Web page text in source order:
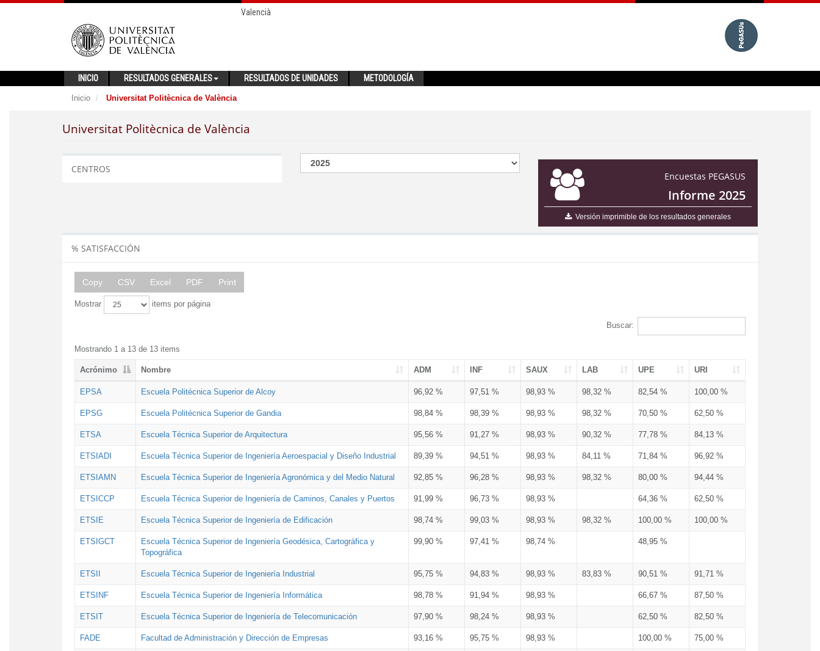
Valencià
INICIO RESULTADOS GENERALES RESULTADOS DE UNIDADES METODOLOGÍA
Inicio Universitat Politècnica de València
Universitat Politècnica de València
Encuestas PEGASUS
Informe 2025
Versión imprimible de los resultados generales
CENTROS
% SATISFACCIÓN
Copy CSV Excel PDF Print
Mostrar items por página
Buscar:
Mostrando 1 a 13 de 13 items
Acrónimo Nombre ADM INF SAUX LAB UPE URI
EPSA Escuela Politécnica Superior de Alcoy 96,92 % 97,51 % 98,93 % 98,32 % 82,54 % 100,00 %
EPSG Escuela Politécnica Superior de Gandia 98,84 % 98,39 % 98,93 % 98,32 % 70,50 % 62,50 %
ETSA Escuela Técnica Superior de Arquitectura 95,56 % 91,27 % 98,93 % 90,32 % 77,78 % 84,13 %
ETSIADI Escuela Técnica Superior de Ingeniería Aeroespacial y Diseño Industrial 89,39 % 94,51 % 98,93 % 84,11 % 71,84 % 96,92 %
ETSIAMN Escuela Técnica Superior de Ingeniería Agronómica y del Medio Natural 92,85 % 96,28 % 98,93 % 98,32 % 80,00 % 94,44 %
ETSICCP Escuela Técnica Superior de Ingeniería de Caminos, Canales y Puertos 91,99 % 96,73 % 98,93 % 64,36 % 62,50 %
ETSIE Escuela Técnica Superior de Ingeniería de Edificación 98,74 % 99,03 % 98,93 % 98,32 % 100,00 % 100,00 %
ETSIGCT
Escuela Técnica Superior de Ingeniería Geodésica, Cartográfica y
Topográfica
99,90 % 97,41 % 98,74 % 48,95 %
ETSII Escuela Técnica Superior de Ingeniería Industrial 95,75 % 94,83 % 98,93 % 83,83 % 90,51 % 91,71 %
ETSINF Escuela Técnica Superior de Ingeniería Informática 98,78 % 91,94 % 98,93 % 66,67 % 87,50 %
ETSIT Escuela Técnica Superior de Ingeniería de Telecomunicación 97,90 % 98,24 % 98,93 % 62,50 % 82,50 %
FADE Facultad de Administración y Dirección de Empresas 93,16 % 95,75 % 98,93 % 100,00 % 75,00 %